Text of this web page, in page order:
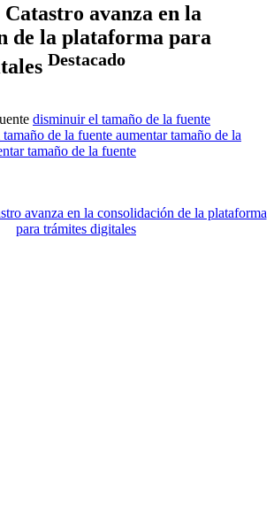
avanza en la
de la plataforma para
Destacado
disminuir el tamaño de la fuente
aumentar tamaño de la